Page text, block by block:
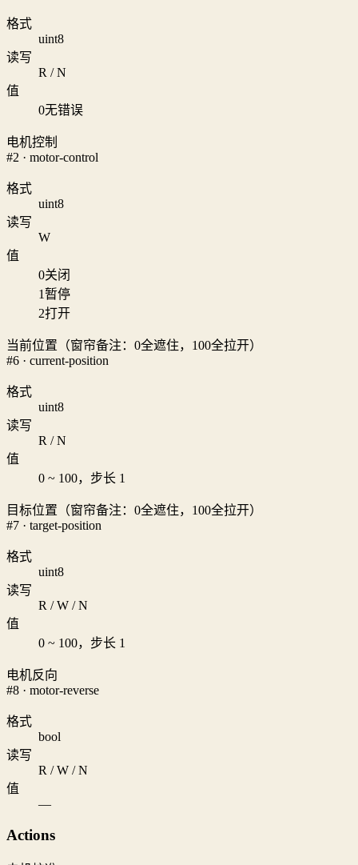
格式
uint8
读写
R / N
值
0无错误
电机控制
#2 · motor-control
格式
uint8
读写
W
值
0关闭
1 暂停
2打开
当前位置（窗帘备注：0全遮住，100全拉开）
#6 · current-position
格式
uint8
读写
R / N
值
0 ~ 100，步长 1
目标位置（窗帘备注：0全遮住，100全拉开）
#7 · target-position
格式
uint8
读写
R / W / N
值
0 ~ 100，步长 1
电机反向
#8 · motor-reverse
格式
bool
读写
R / W / N
值
—
Actions